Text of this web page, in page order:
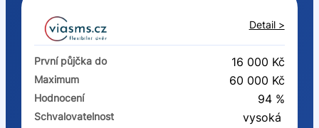
První půjčka zdarma
–
ano
Detail >
První půjčka do 16 000 Kč
Maximum 60 000 Kč
Hodnocení 94 %
Schvalovatelnost vysoká